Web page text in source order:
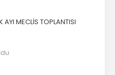
MECLİS TOPLANTISI